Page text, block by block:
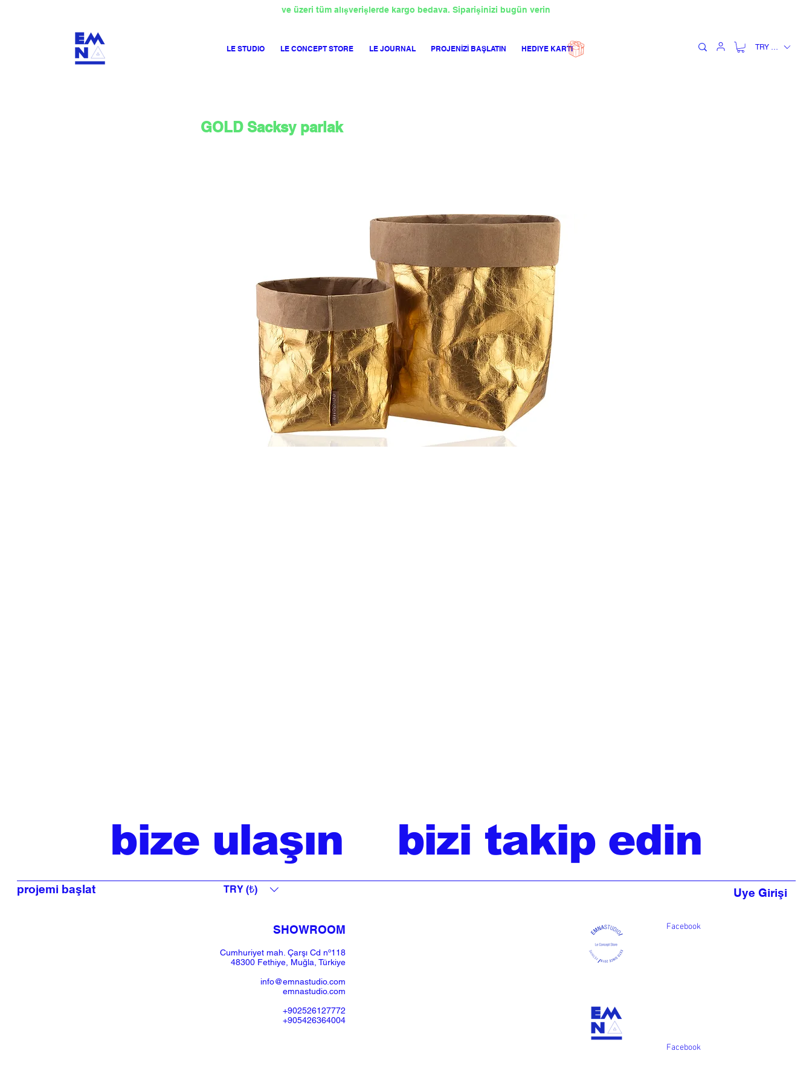
LE STUDIO LE CONCEPT STORE LE JOURNAL PROJENİZİ BAŞLATIN HEDIYE KARTI
ve üzeri tüm alışverişlerde kargo bedava. Siparişinizi bugün verin
TRY (₺)
GOLD Sacksy parlak
bize ulaşın bizi takip edin
Uye Girişi
projemi başlat TRY (₺)
SHOWROOM​
Cumhuriyet mah. Çarşı Cd nº118
48300 Fethiye, Muğla, Türkiye
info@emnastudio.com
emnastudio.com
+902526127772
+905426364004
Facebook
Facebook